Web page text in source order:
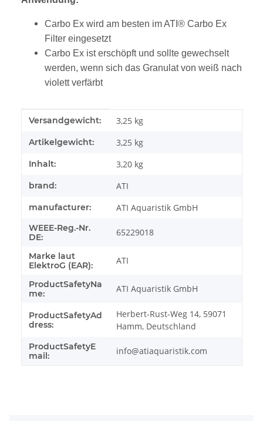
Carbo Ex wird am besten im ATI® Carbo Ex
Filter eingesetzt
Carbo Ex ist erschöpft und sollte gewechselt
werden, wenn sich das Granulat von weiß nach
violett verfärbt
Produkteigenschaft
Wert
Versandgewicht: 3,25 kg
Artikelgewicht: 3,25 kg
Inhalt: 3,20 kg
brand: ATI
manufacturer: ATI Aquaristik GmbH
WEEE-Reg.-Nr.
DE:
65229018
Marke laut
ElektroG (EAR):
ATI
ProductSafetyNa
me:
ATI Aquaristik GmbH
ProductSafetyAd
dress:
Herbert-Rust-Weg 14, 59071
Hamm, Deutschland
ProductSafetyE
mail:
info@atiaquaristik.com